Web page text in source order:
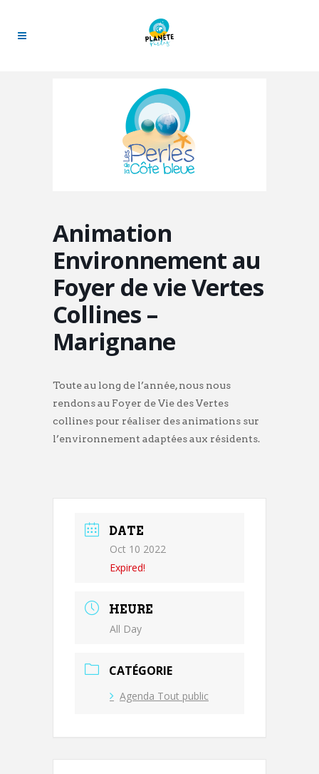
Animation
Environnement au
Foyer de vie Vertes
Collines –
Marignane
Toute au long de l’année, nous nous
rendons au Foyer de Vie des Vertes
collines pour réaliser des animations sur
l’environnement adaptées aux résidents.
DATE
Oct 10 2022
Expired!
HEURE
All Day
CATÉGORIE
Agenda Tout public